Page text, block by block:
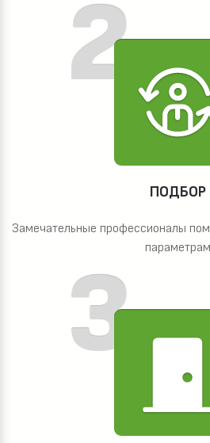
ПОДБОР
Замечательные профессионалы
параметрам